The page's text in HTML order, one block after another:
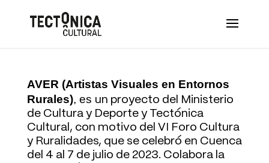
AVER (Artistas Visuales en Entornos
Rurales), es un proyecto del Ministerio
de Cultura y Deporte y Tectónica
Cultural, con motivo del VI Foro Cultura
y Ruralidades, que se celebró en Cuenca
del 4 al 7 de julio de 2023. Colabora la